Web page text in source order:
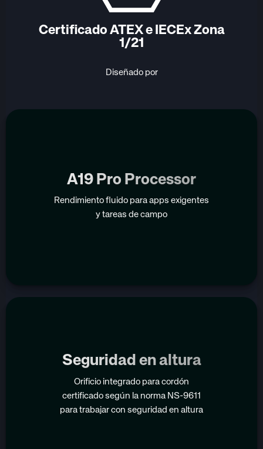
Certificado ATEX e IECEx Zona
1/21
Diseñado por
A19 Pro Processor
Rendimiento fluido para apps exigentes
y tareas de campo
Seguridad en altura
Orificio integrado para cordón
certificado según la norma NS-9611
para trabajar con seguridad en altura